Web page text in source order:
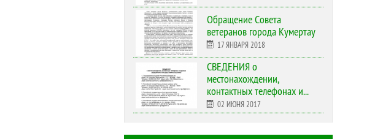
Обращение Совета
ветеранов города Кумертау
17 ЯНВАРЯ 2018
СВЕДЕНИЯ о
местонахождении,
контактных телефонах и...
02 ИЮНЯ 2017